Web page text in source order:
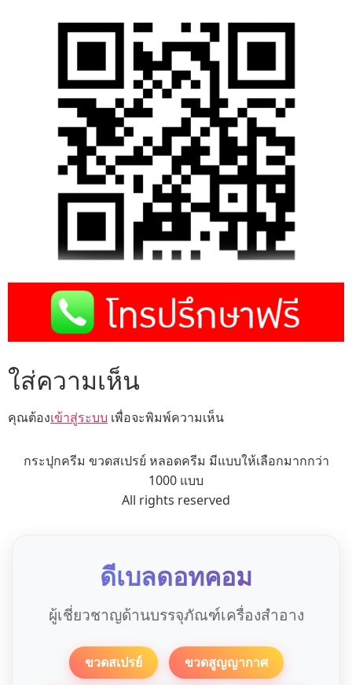
ใส่ความเห็น
คุณต้องเข้าสู่ระบบ เพื่อจะพิมพ์ความเห็น
กระปุกครีม ขวดสเปรย์ หลอดครีม มีแบบให้เลือกมากกว่า
1000 แบบ
All rights reserved
ดีเบลดอทคอม
ผู้เชี่ยวชาญด้านบรรจุภัณฑ์เครื่องสำอาง
ขวดสเปรย์ ขวดสูญญากาศ